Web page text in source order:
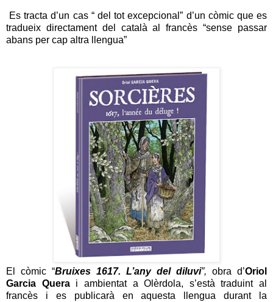
Es tracta d’un cas “ del tot excepcional” d’un còmic que es
tradueix directament del català al francès “sense passar
abans per cap altra llengua”
El còmic “Bruixes 1617. L’any del diluvi”, obra d’Oriol
Garcia Querai ambientat a Olèrdola, s’està traduint al
francès i es publicarà en aquesta llengua durant la